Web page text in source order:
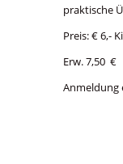
praktische
Preis: € 6,-
Erw. 7,50 €
Anmeldung